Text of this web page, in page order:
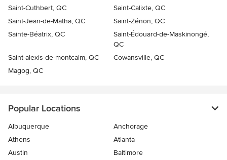
Saint-Cuthbert, QC
Saint-Calixte, QC
Saint-Jean-de-Matha, QC
Saint-Zénon, QC
Sainte-Béatrix, QC
Saint-Édouard-de-Maskinongé,
QC
Saint-alexis-de-montcalm, QC
Cowansville, QC
Magog, QC
Popular Locations
Albuquerque
Anchorage
Athens
Atlanta
Austin
Baltimore